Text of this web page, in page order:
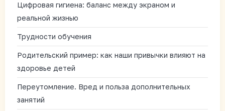
Цифровая гигиена: баланс между экраном и
реальной жизнью
Трудности обучения
Родительский пример: как наши привычки влияют на
здоровье детей
Переутомление. Вред и польза дополнительных
занятий